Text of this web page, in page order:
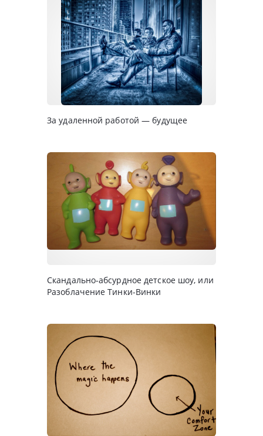
За удаленной работой — будущее
Скандально-абсурдное детское шоу, или
Разоблачение Тинки-Винки